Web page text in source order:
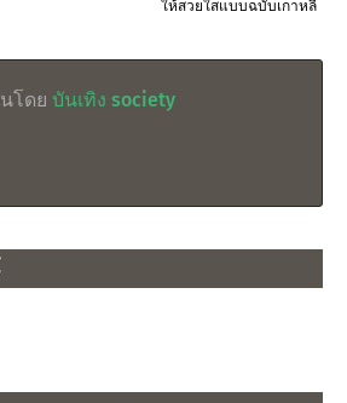
ให้สวยใสแบบฉบับเกาหลี
โดย บันเทิง society